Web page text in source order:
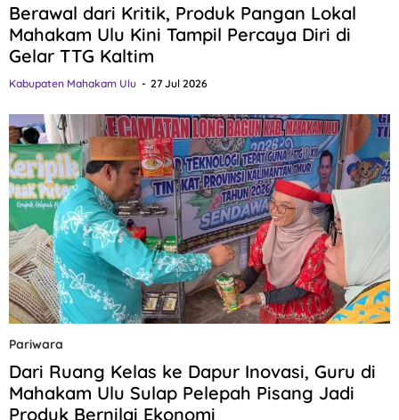
Berawal dari Kritik, Produk Pangan Lokal
Mahakam Ulu Kini Tampil Percaya Diri di
Gelar TTG Kaltim
Kabupaten Mahakam Ulu 27 Jul 2026
Pariwara
Dari Ruang Kelas ke Dapur Inovasi, Guru di
Mahakam Ulu Sulap Pelepah Pisang Jadi
Produk Bernilai Ekonomi